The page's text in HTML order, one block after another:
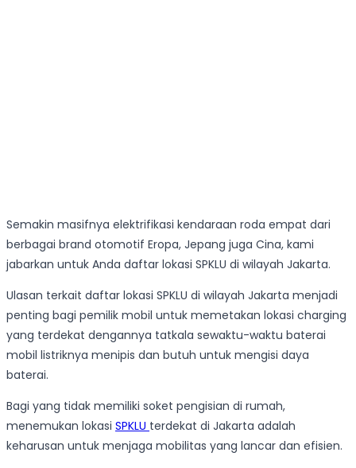
Semakin masifnya elektrifikasi kendaraan roda empat dari
berbagai brand otomotif Eropa, Jepang juga Cina, kami
jabarkan untuk Anda daftar lokasi SPKLU di wilayah Jakarta.
Ulasan terkait daftar lokasi SPKLU di wilayah Jakarta menjadi
penting bagi pemilik mobil untuk memetakan lokasi charging
yang terdekat dengannya tatkala sewaktu-waktu baterai
mobil listriknya menipis dan butuh untuk mengisi daya
baterai.
Bagi yang tidak memiliki soket pengisian di rumah,
menemukan lokasi SPKLU terdekat di Jakarta adalah
keharusan untuk menjaga mobilitas yang lancar dan efisien.